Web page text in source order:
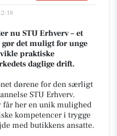
nu STU Erhverv – et
det muligt for unge
praktiske
daglige drift.
dørene for den særligt
STU Erhverv.
får her en unik mulighed
kompetencer i trygge
med butikkens ansatte.